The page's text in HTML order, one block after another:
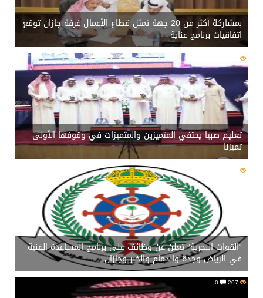
بمشاركة أكثر من 20 جهة تمثل قطاع الأعمال غرفة جازان توقع
اتفاقيات برنامج عناية
217
تعليم صبيا يحتفي المتميزين والمتميزات في وقوفها الأولى
تميزنا
211
“القوات البحرية” تعلن عن وظائف على برنامج المساعدة الفنية
في الرياض وجدة والدمام والخبر وجازان
207